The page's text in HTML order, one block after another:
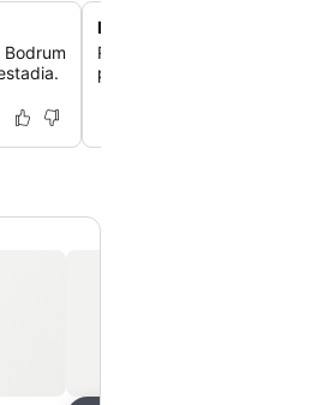
Piscina exterior charmosa
Relaxe na convidativa
para descontrair depois de